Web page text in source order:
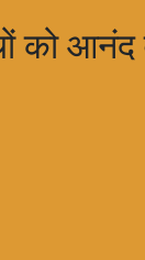
को